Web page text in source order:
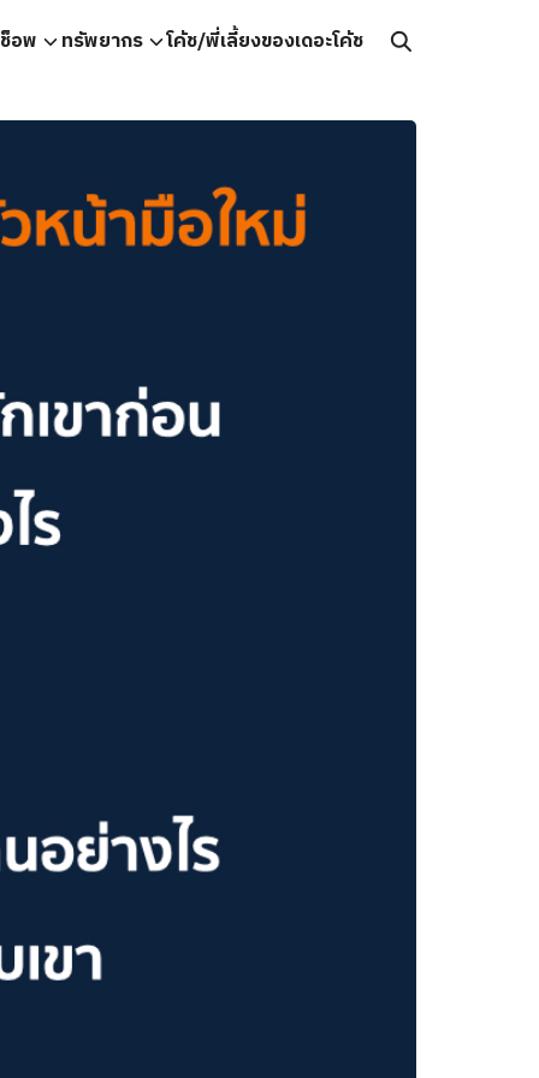
อพ ทรัพยากร โค้ช/พี่เลี้ยงของเดอะโค้ช